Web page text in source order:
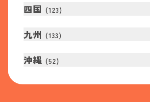
四国 (123)
九州 (133)
沖縄 (52)